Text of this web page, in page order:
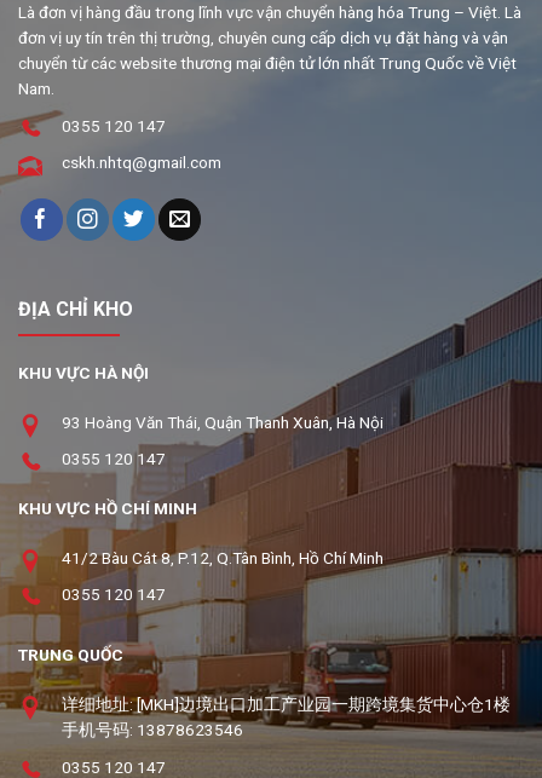
Là đơn vị hàng đầu trong lĩnh vực vận chuyển hàng hóa Trung – Việt. Là
đơn vị uy tín trên thị trường, chuyên cung cấp dịch vụ đặt hàng và vận
chuyển từ các website thương mại điện tử lớn nhất Trung Quốc về Việt
Nam.
0355 120 147
cskh.nhtq@gmail.com
ĐỊA CHỈ KHO
KHU VỰC HÀ NỘI
93 Hoàng Văn Thái, Quận Thanh Xuân, Hà Nội
0355 120 147
KHU VỰC HỒ CHÍ MINH
41/2 Bàu Cát 8, P.12, Q.Tân Bình, Hồ Chí Minh
0355 120 147
TRUNG QUỐC
详细地址: [MKH]边境出口加工产业园一期跨境集货中心仓1楼
手机号码: 13878623546
0355 120 147